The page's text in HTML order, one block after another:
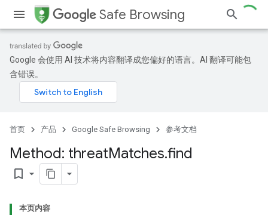
Safe Browsing
Google 会使用 AI 技术将内容翻译成您偏好的语言。AI 翻译可能包
含错误。
首页 产品 Google Safe Browsing 参考文档
Method: threatMatches.find
bookmark_border
本页内容